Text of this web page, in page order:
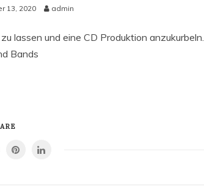
13, 2020 admin
lassen und eine CD Produktion anzukurbeln.
Bands